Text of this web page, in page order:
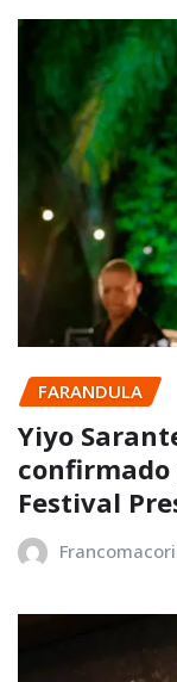
FARANDULA
Yiyo
confirmado
Festival